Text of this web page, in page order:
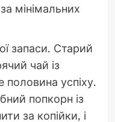
мінімальних
запаси. Старий
чай із
успіху.
попкорн із
за копійки, і